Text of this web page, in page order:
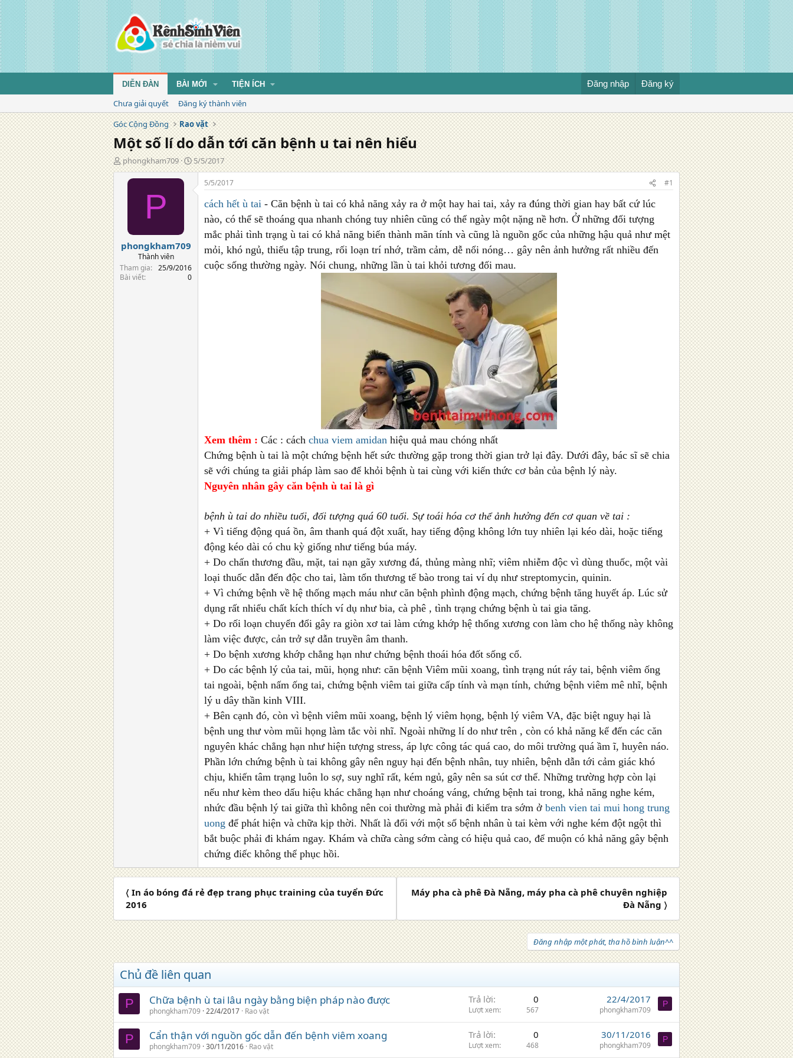
DIỄN ĐÀN BÀI MỚI TIỆN ÍCH Đăng nhập Đăng ký
Chưa giải quyết
Đăng ký thành viên
Góc Cộng Đồng
Rao vặt
Một số lí do dẫn tới căn bệnh u tai nên hiểu
T
á
phongkham709
N
g
y
5/5/2017
P
phongkham709
Thành viên
Tham gia
25/9/2016
Bài viết
0
5/5/2017 #1
cách hết ù tai - Căn bệnh ù tai có khả năng xảy ra ở một hay hai tai, xảy ra đúng thời gian hay bất cứ lúc
nào, có thể sẽ thoáng qua nhanh chóng tuy nhiên cũng có thể ngày một nặng nề hơn. Ở những đối tượng
mắc phải tình trạng ù tai có khả năng biến thành mãn tính và cũng là nguồn gốc của những hậu quả như mệt
mỏi, khó ngủ, thiếu tập trung, rối loạn trí nhớ, trầm cảm, dễ nổi nóng… gây nên ảnh hưởng rất nhiều đến
cuộc sống thường ngày. Nói chung, những lần ù tai khỏi tương đối mau.
Xem thêm : Các : cách chua viem amidan hiệu quả mau chóng nhất
Chứng bệnh ù tai là một chứng bệnh hết sức thường gặp trong thời gian trở lại đây. Dưới đây, bác sĩ sẽ chia
sẽ với chúng ta giải pháp làm sao để khỏi bệnh ù tai cùng với kiến thức cơ bản của bệnh lý này.
Nguyên nhân gây căn bệnh ù tai là gì
bệnh ù tai do nhiều tuổi, đối tượng quá 60 tuổi. Sự toái hóa cơ thể ảnh hưởng đến cơ quan về tai :
+ Vì tiếng động quá ồn, âm thanh quá đột xuất, hay tiếng động không lớn tuy nhiên lại kéo dài, hoặc tiếng
động kéo dài có chu kỳ giống như tiếng búa máy.
+ Do chấn thương đầu, mặt, tai nạn gãy xương đá, thủng màng nhĩ; viêm nhiễm độc vì dùng thuốc, một vài
loại thuốc dẫn đến độc cho tai, làm tổn thương tế bào trong tai ví dụ như streptomycin, quinin.
+ Vì chứng bệnh về hệ thống mạch máu như căn bệnh phình động mạch, chứng bệnh tăng huyết áp. Lúc sử
dụng rất nhiểu chất kích thích ví dụ như bia, cà phê , tình trạng chứng bệnh ù tai gia tăng.
+ Do rối loạn chuyển đổi gây ra giòn xơ tai làm cứng khớp hệ thống xương con làm cho hệ thống này không
làm việc được, cản trở sự dẫn truyền âm thanh.
+ Do bệnh xương khớp chẳng hạn như chứng bệnh thoái hóa đốt sống cổ.
+ Do các bệnh lý của tai, mũi, họng như: căn bệnh Viêm mũi xoang, tình trạng nút ráy tai, bệnh viêm ống
tai ngoài, bệnh nấm ống tai, chứng bệnh viêm tai giữa cấp tính và mạn tính, chứng bệnh viêm mê nhĩ, bệnh
lý u dây thần kinh VIII.
+ Bên cạnh đó, còn vì bệnh viêm mũi xoang, bệnh lý viêm họng, bệnh lý viêm VA, đặc biệt nguy hại là
bệnh ung thư vòm mũi họng làm tắc vòi nhĩ. Ngoài những lí do như trên , còn có khả năng kể đến các căn
nguyên khác chẳng hạn như hiện tượng stress, áp lực công tác quá cao, do môi trường quá ầm ĩ, huyên náo.
Phần lớn chứng bệnh ù tai không gây nên nguy hại đến bệnh nhân, tuy nhiên, bệnh dẫn tới cảm giác khó
chịu, khiến tâm trạng luôn lo sợ, suy nghĩ rất, kém ngủ, gây nên sa sút cơ thể. Những trường hợp còn lại
nếu như kèm theo dấu hiệu khác chẳng hạn như choáng váng, chứng bệnh tai trong, khả năng nghe kém,
nhức đầu bệnh lý tai giữa thì không nên coi thường mà phải đi kiểm tra sớm ở benh vien tai mui hong trung
uong để phát hiện và chữa kịp thời. Nhất là đối với một số bệnh nhân ù tai kèm với nghe kém đột ngột thì
bắt buộc phải đi khám ngay. Khám và chữa càng sớm càng có hiệu quả cao, để muộn có khả năng gây bệnh
chứng điếc không thể phục hồi.
〈 In áo bóng đá rẻ đẹp trang phục training của tuyển Đức
2016
Máy pha cà phê Đà Nẵng, máy pha cà phê chuyên nghiệp
Đà Nẵng 〉
Đăng nhập một phát, tha hồ bình luận^^
Chủ đề liên quan
P Chữa bệnh ù tai lâu ngày bằng biện pháp nào được
phongkham709 22/4/2017 Rao vặt
Trả lời 0
Lượt xem 567
22/4/2017
phongkham709
P
P Cẩn thận với nguồn gốc dẫn đến bệnh viêm xoang
phongkham709 30/11/2016 Rao vặt
Trả lời 0
Lượt xem 468
30/11/2016
phongkham709
P